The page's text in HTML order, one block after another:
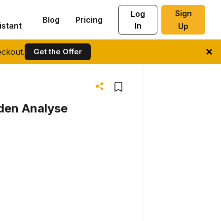
Get the Offer
Blog Pricing
Log
In
Sign
Up
Analyse